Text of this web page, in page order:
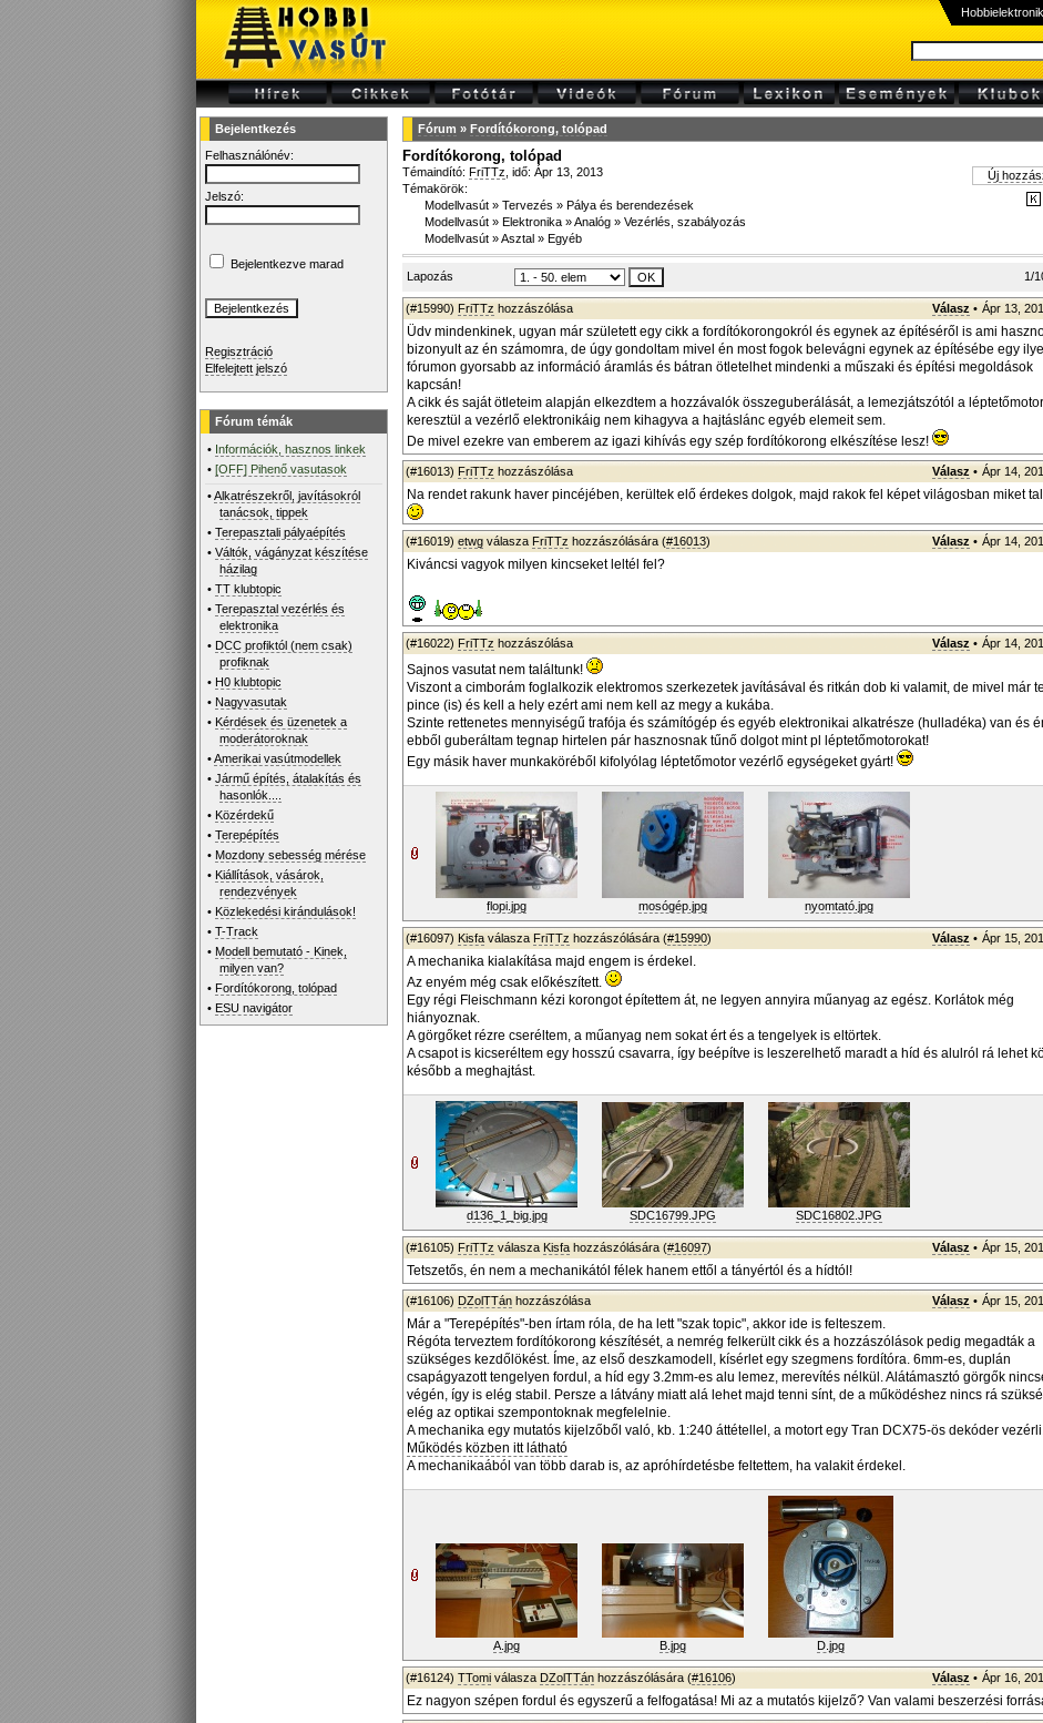
Bejelentkezés
Felhasználónév:
Jelszó:
Bejelentkezve marad
Regisztráció
Elfelejtett jelszó
Fórum témák
• Információk, hasznos linkek
•[OFF] Pihenő vasutasok
•Alkatrészekről, javításokról
tanácsok, tippek
•Terepasztali pályaépítés
•Váltók, vágányzat készítése
házilag
•TT klubtopic
•Terepasztal vezérlés és
elektronika
• DCC profiktól (nem csak)
profiknak
• H0 klubtopic
• Nagyvasutak
• Kérdések és üzenetek a
moderátoroknak
•Amerikai vasútmodellek
•Jármű építés, átalakítás és
hasonlók....
• Közérdekű
•Terepépítés
• Mozdony sebesség mérése
• Kiállítások, vásárok,
rendezvények
• Közlekedési kirándulások!
•T-Track
• Modell bemutató - Kinek,
milyen van?
• Fordítókorong, tolópad
• ESU navigátor
Fórum » Fordítókorong, tolópad
Fordítókorong, tolópad
Témaindító: FriTTz , idő: Ápr 13, 2013
Témakörök:
Modellvasút » Tervezés » Pálya és berendezések
Modellvasút » Elektronika »Analóg » Vezérlés, szabályozás
Modellvasút »Asztal » Egyéb
Új
Lapozás 1/
(#15990) FriTTz hozzászólása Válasz • Ápr 13,
Üdv mindenkinek, ugyan már született egy cikk a fordítókorongokról és egynek az építéséről is ami
bizonyult az én számomra, de úgy gondoltam mivel én most fogok belevágni egynek az építésébe egy
fórumon gyorsabb az információ áramlás és bátran ötletelhet mindenki a műszaki és építési megoldások
kapcsán!
A cikk és saját ötleteim alapján elkezdtem a hozzávalók összeguberálását, a lemezjátszótól a
keresztül a vezérlő elektronikáig nem kihagyva a hajtáslánc egyéb elemeit sem.
De mivel ezekre van emberem az igazi kihívás egy szép fordítókorong elkészítése lesz!
(#16013) FriTTz hozzászólása Válasz • Ápr 14,
Na rendet rakunk haver pincéjében, kerültek elő érdekes dolgok, majd rakok fel képet világosban miket
(#16019) etwg válasza FriTTz hozzászólására (#16013) Válasz • Ápr 14,
Kiváncsi vagyok milyen kincseket leltél fel?
(#16022) FriTTz hozzászólása Válasz • Ápr 14,
Sajnos vasutat nem találtunk!
Viszont a cimborám foglalkozik elektromos szerkezetek javításával és ritkán dob ki valamit, de mivel már
pince (is) és kell a hely ezért ami nem kell az megy a kukába.
Szinte rettenetes mennyiségű trafója és számítógép és egyéb elektronikai alkatrésze (hulladéka) van és
ebből guberáltam tegnap hirtelen pár hasznosnak tűnő dolgot mint pl léptetőmotorokat!
Egy másik haver munkaköréből kifolyólag léptetőmotor vezérlő egységeket gyárt!
flopi.jpg mosógép.jpg nyomtató.jpg
(#16097) Kisfa válasza FriTTz hozzászólására (#15990) Válasz • Ápr 15,
A mechanika kialakítása majd engem is érdekel.
Az enyém még csak előkészített.
Egy régi Fleischmann kézi korongot építettem át, ne legyen annyira műanyag az egész. Korlátok még
hiányoznak.
A görgőket rézre cseréltem, a műanyag nem sokat ért és a tengelyek is eltörtek.
A csapot is kicseréltem egy hosszú csavarra, így beépítve is leszerelhető maradt a híd és alulról rá lehet
később a meghajtást.
d136_1_big.jpg SDC16799.JPG SDC16802.JPG
(#16105) FriTTz válasza Kisfa hozzászólására (#16097) Válasz • Ápr 15,
Tetszetős, én nem a mechanikától félek hanem ettől a tányértól és a hídtól!
(#16106) DZolTTán hozzászólása Válasz • Ápr 15,
Már a "Terepépítés"-ben írtam róla, de ha lett "szak topic", akkor ide is felteszem.
Régóta terveztem fordítókorong készítését, a nemrég felkerült cikk és a hozzászólások pedig megadták a
szükséges kezdőlökést. Íme, az első deszkamodell, kísérlet egy szegmens fordítóra. 6mm-es, duplán
csapágyazott tengelyen fordul, a híd egy 3.2mm-es alu lemez, merevítés nélkül. Alátámasztó görgők
végén, így is elég stabil. Persze a látvány miatt alá lehet majd tenni sínt, de a működéshez nincs rá
elég az optikai szempontoknak megfelelnie.
A mechanika egy mutatós kijelzőből való, kb. 1:240 áttétellel, a motort egy Tran DCX75-ös dekóder
Működés közben itt látható
A mechanikaából van több darab is, az apróhírdetésbe feltettem, ha valakit érdekel.
A.jpg B.jpg D.jpg
(#16124) TTomi válasza DZolTTán hozzászólására (#16106) Válasz • Ápr 16,
Ez nagyon szépen fordul és egyszerű a felfogatása! Mi az a mutatós kijelző? Van valami beszerzési